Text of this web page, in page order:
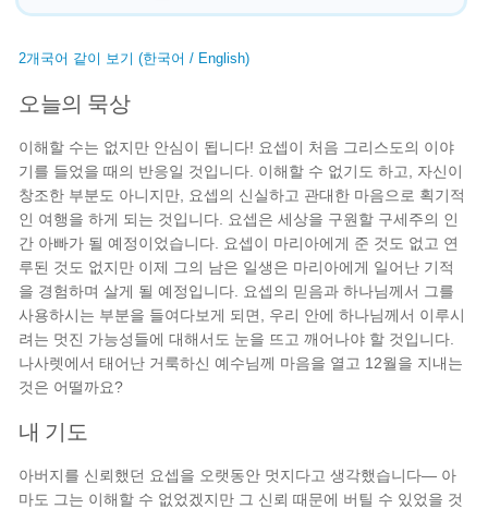
2개국어 같이 보기 (한국어 / English)
오늘의 묵상
이해할 수는 없지만 안심이 됩니다! 요셉이 처음 그리스도의 이야
기를 들었을 때의 반응일 것입니다. 이해할 수 없기도 하고, 자신이
창조한 부분도 아니지만, 요셉의 신실하고 관대한 마음으로 획기적
인 여행을 하게 되는 것입니다. 요셉은 세상을 구원할 구세주의 인
간 아빠가 될 예정이었습니다. 요셉이 마리아에게 준 것도 없고 연
루된 것도 없지만 이제 그의 남은 일생은 마리아에게 일어난 기적
을 경험하며 살게 될 예정입니다. 요셉의 믿음과 하나님께서 그를
사용하시는 부분을 들여다보게 되면, 우리 안에 하나님께서 이루시
려는 멋진 가능성들에 대해서도 눈을 뜨고 깨어나야 할 것입니다.
나사렛에서 태어난 거룩하신 예수님께 마음을 열고 12월을 지내는
것은 어떨까요?
내 기도
아버지를 신뢰했던 요셉을 오랫동안 멋지다고 생각했습니다— 아
마도 그는 이해할 수 없었겠지만 그 신뢰 때문에 버틸 수 있었을 것